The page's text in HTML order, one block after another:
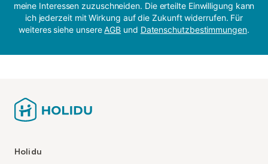
meine Interessen zuzuschneiden. Die erteilte Einwilligung kann
ich jederzeit mit Wirkung auf die Zukunft widerrufen. Für
weiteres siehe unsereAGB und Datenschutzbestimmungen.
Holidu